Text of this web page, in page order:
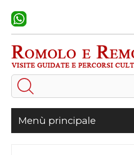
Menù principale